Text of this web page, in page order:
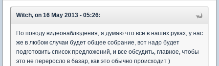
Witch, on 16 May 2013 - 05:26:
По поводу видеонаблюдения, я думаю что все в наших руках, у нас
же в любом случаи будет общее собрание, вот надо будет
подготовить список предложений, и все обсудить, главное, чтобы
это не переросло в базар, как это обычно происходит )